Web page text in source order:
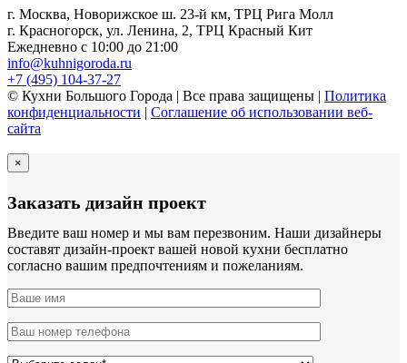
г. Москва, Новорижское ш. 23-й км, ТРЦ Рига Молл
г. Красногорск, ул. Ленина, 2, ТРЦ Красный Кит
Ежедневно с 10:00 до 21:00
info@kuhnigoroda.ru
+7 (495) 104-37-27
© Кухни Большого Города | Все права защищены | Политика
конфиденциальности | Соглашение об использовании веб-
сайта
×
Заказать дизайн проект
Введите ваш номер и мы вам перезвоним. Наши дизайнеры
составят дизайн-проект вашей новой кухни бесплатно
согласно вашим предпочтениям и пожеланиям.